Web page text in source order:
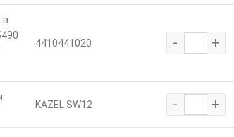
в
4410441020 - +
KAZEL SW12 - +